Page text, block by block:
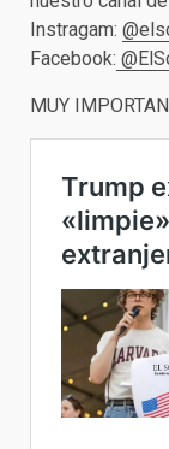
Instragam:
Facebook:
MUY